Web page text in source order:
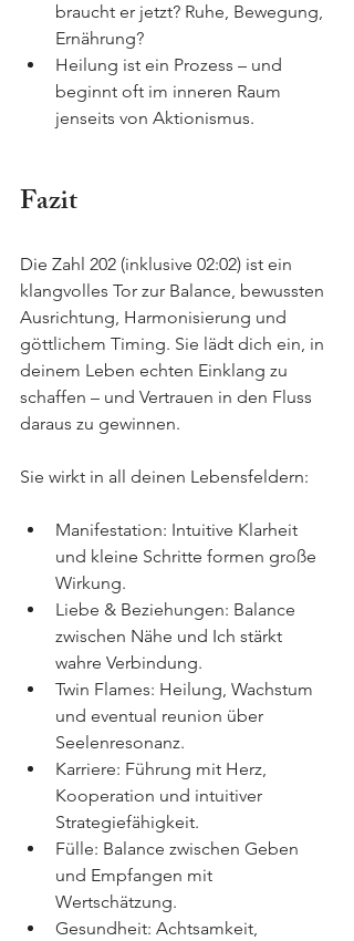
braucht er jetzt? Ruhe, Bewegung,
Ernährung?
Heilung ist ein Prozess – und
beginnt oft im inneren Raum
jenseits von Aktionismus.
Fazit
Die Zahl 202 (inklusive 02:02) ist ein
klangvolles Tor zur Balance, bewussten
Ausrichtung, Harmonisierung und
göttlichem Timing. Sie lädt dich ein, in
deinem Leben echten Einklang zu
schaffen – und Vertrauen in den Fluss
daraus zu gewinnen.
Sie wirkt in all deinen Lebensfeldern:
Manifestation: Intuitive Klarheit
und kleine Schritte formen große
Wirkung.
Liebe & Beziehungen: Balance
zwischen Nähe und Ich stärkt
wahre Verbindung.
Twin Flames: Heilung, Wachstum
und eventual reunion über
Seelenresonanz.
Karriere: Führung mit Herz,
Kooperation und intuitiver
Strategiefähigkeit.
Fülle: Balance zwischen Geben
und Empfangen mit
Wertschätzung.
Gesundheit: Achtsamkeit,